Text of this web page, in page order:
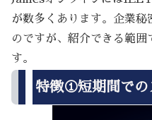
が数多くあります。企業
のですが、紹介できる範囲
す。
特徴①短期間での